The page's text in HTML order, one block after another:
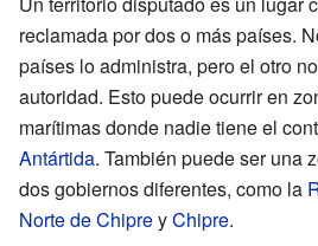
reclamada por dos o más países.
países lo administra, pero el otro
autoridad. Esto puede ocurrir en
marítimas donde nadie tiene el
Antártida. También puede ser una
dos gobiernos diferentes, como la
Norte de ChipreyChipre.